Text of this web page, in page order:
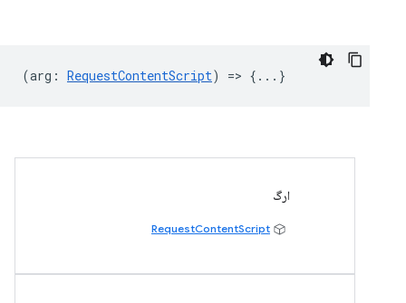
(arg : RequestContentScript) => {...}
ارگ
RequestContentScript